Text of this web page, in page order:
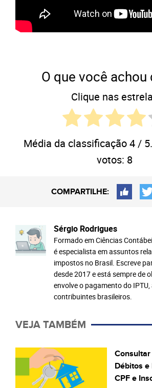
O que você achou
Clique nas
Média da classificação4/
votos: 8
COMPARTILHE:
Sérgio Rodrigues
Formado em Ciências
é especialista em assuntos
impostos no Brasil. Escreve
desde 2017 e está sempre de
envolve o pagamento do
contribuintes brasileiros.
VEJA TAMBÉM
Débitos
CPF e